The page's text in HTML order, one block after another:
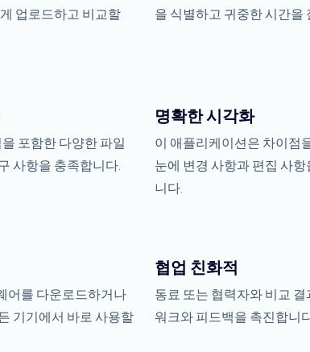
업로드하고 비교할
을 식별하고 귀중한 시간을
포함한 다양한 파일
사항을 충족합니다.
명확한 시각화
이 애플리케이션은 차이점
눈에 변경 사항과 편집 사
니다.
어를 다운로드하거나
기기에서 바로 사용할
협업 친화적
동료 또는 협력자와 비교
워크와 피드백을 촉진합니